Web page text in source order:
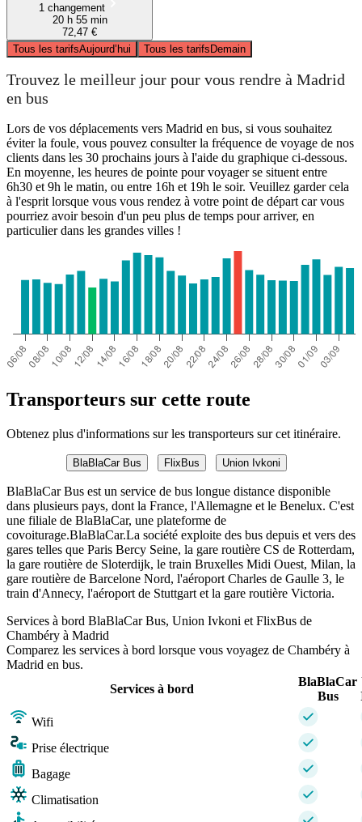
1 changement
20 h 55 min
72,47 €
Tous les tarifsAujourd’hui Tous les tarifsDemain
Trouvez le meilleur jour pour vous rendre à Madrid
en bus
Lors de vos déplacements vers Madrid en bus, si vous souhaitez
éviter la foule, vous pouvez consulter la fréquence de voyage de nos
clients dans les 30 prochains jours à l'aide du graphique ci-dessous.
En moyenne, les heures de pointe pour voyager se situent entre
6h30 et 9h le matin, ou entre 16h et 19h le soir. Veuillez garder cela
à l'esprit lorsque vous vous rendez à votre point de départ car vous
pourriez avoir besoin d'un peu plus de temps pour arriver, en
particulier dans les grandes villes !
Transporteurs sur cette route
Obtenez plus d'informations sur les transporteurs sur cet itinéraire.
BlaBlaCar Bus FlixBus Union Ivkoni
BlaBlaCar Bus est un service de bus longue distance disponible
dans plusieurs pays, dont la France, l'Allemagne et le Benelux. C'est
une filiale de BlaBlaCar, une plateforme de
covoiturage.BlaBlaCar.La société exploite des bus depuis et vers des
gares telles que Paris Bercy Seine, la gare routière CS de Rotterdam,
la gare routière de Sloterdijk, le train Bruxelles Midi Ouest, Milan, la
gare routière de Barcelone Nord, l'aéroport Charles de Gaulle 3, le
train d'Annecy, l'aéroport de Stuttgart et la gare routière Victoria.
Services à bord BlaBlaCar Bus, Union Ivkoni et FlixBus de
Chambéry à Madrid
Comparez les services à bord lorsque vous voyagez de Chambéry à
Madrid en bus.
Services à bord
BlaBlaCar
Bus
Wifi
Prise électrique
Bagage
Climatisation